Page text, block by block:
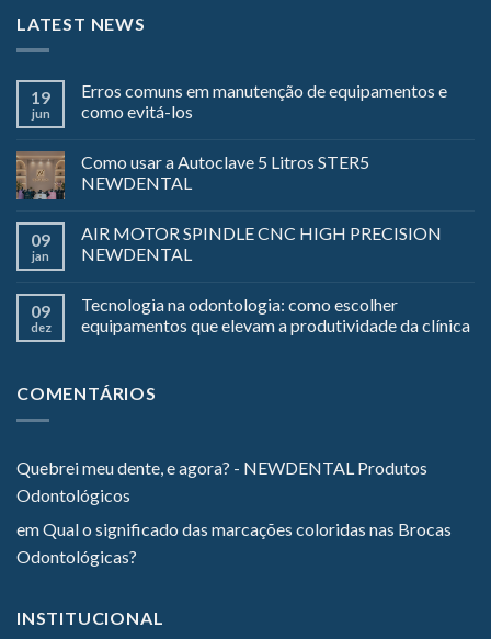
LATEST NEWS
19
jun
Erros comuns em manutenção de equipamentos e
como evitá-los
Como usar a Autoclave 5 Litros STER5
NEWDENTAL
09
jan
AIR MOTOR SPINDLE CNC HIGH PRECISION
NEWDENTAL
09
dez
Tecnologia na odontologia: como escolher
equipamentos que elevam a produtividade da clínica
COMENTÁRIOS
Quebrei meu dente, e agora? - NEWDENTAL Produtos
Odontológicos
emQual o significado das marcações coloridas nas Brocas
Odontológicas?
INSTITUCIONAL